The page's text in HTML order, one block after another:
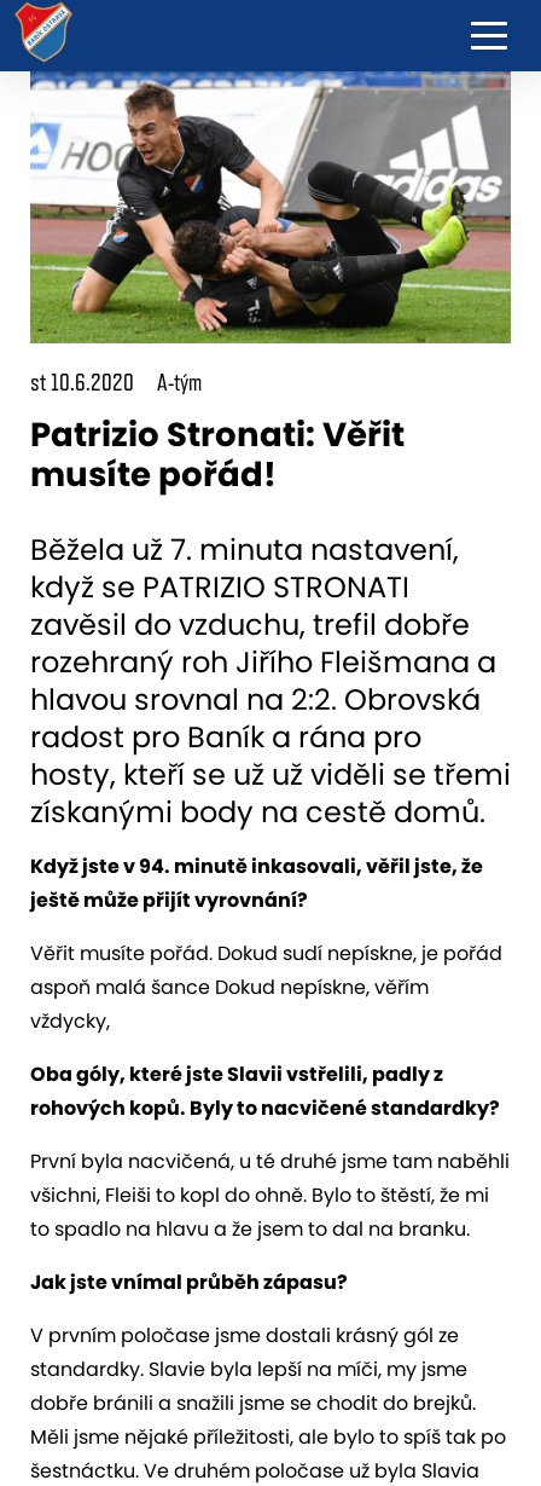
st 10.6.2020 A-tým
Patrizio Stronati: Věřit
musíte pořád!
Běžela už 7. minuta nastavení,
když se PATRIZIO STRONATI
zavěsil do vzduchu, trefil dobře
rozehraný roh Jiřího Fleišmana a
hlavou srovnal na 2:2. Obrovská
radost pro Baník a rána pro
hosty, kteří se už už viděli se třemi
získanými body na cestě domů.
Když jste v 94. minutě inkasovali, věřil jste, že
ještě může přijít vyrovnání?
Věřit musíte pořád. Dokud sudí nepískne, je pořád
aspoň malá šance Dokud nepískne, věřím
vždycky,
Oba góly, které jste Slavii vstřelili, padly z
rohových kopů. Byly to nacvičené standardky?
První byla nacvičená, u té druhé jsme tam naběhli
všichni, Fleiši to kopl do ohně. Bylo to štěstí, že mi
to spadlo na hlavu a že jsem to dal na branku.
Jak jste vnímal průběh zápasu?
V prvním poločase jsme dostali krásný gól ze
standardky. Slavie byla lepší na míči, my jsme
dobře bránili a snažili jsme se chodit do brejků.
Měli jsme nějaké příležitosti, ale bylo to spíš tak po
šestnáctku. Ve druhém poločase už byla Slavia